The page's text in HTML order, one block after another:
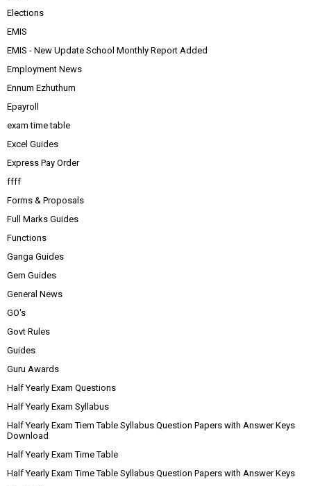
Elections
EMIS
EMIS - New Update School Monthly Report Added
Employment News
Ennum Ezhuthum
Epayroll
exam time table
Excel Guides
Express Pay Order
ffff
Forms & Proposals
Full Marks Guides
Functions
Ganga Guides
Gem Guides
General News
GO's
Govt Rules
Guides
Guru Awards
Half Yearly Exam Questions
Half Yearly Exam Syllabus
Half Yearly Exam Tiem Table Syllabus Question Papers with Answer Keys
Download
Half Yearly Exam Time Table
Half Yearly Exam Time Table Syllabus Question Papers with Answer Keys